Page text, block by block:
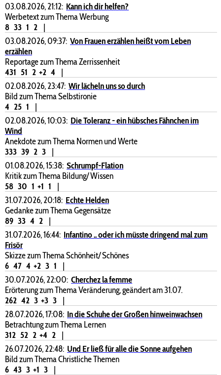
03.08.2026, 21:12: Kann ich dir helfen?
Werbetext zum Thema Werbung
8 33 1 2
|
03.08.2026, 09:37: Von Frauen erzählen heißt vom Leben
erzählen
Reportage zum Thema Zerrissenheit
431 51 2 +2 4
|
02.08.2026, 23:47: Wir lächeln uns so durch
Bild zum Thema Selbstironie
4 25 1
|
02.08.2026, 10:03: Die Toleranz - ein hübsches Fähnchen im
Wind
Anekdote zum Thema Normen und Werte
333 39 2 3
|
01.08.2026, 15:38: Schrumpf-Flation
Kritik zum Thema Bildung/ Wissen
58 30 1 +1 1
|
31.07.2026, 20:18: Echte Helden
Gedanke zum Thema Gegensätze
89 33 4 2
|
31.07.2026, 16:44: Infantino .. oder ich müsste dringend mal zum
Frisör
Skizze zum Thema Schönheit/ Schönes
6 47 4 +2 3 1
|
30.07.2026, 22:00: Cherchez la femme
Erörterung zum Thema Veränderung, geändert am 31.07.
262 42 3 +3 3
|
28.07.2026, 17:08: In die Schuhe der Großen hinweinwachsen
Betrachtung zum Thema Lernen
312 52 2 +4 2
|
26.07.2026, 22:48: Und Er ließ für alle die Sonne aufgehen
Bild zum Thema Christliche Themen
6 43 3 +1 3
|